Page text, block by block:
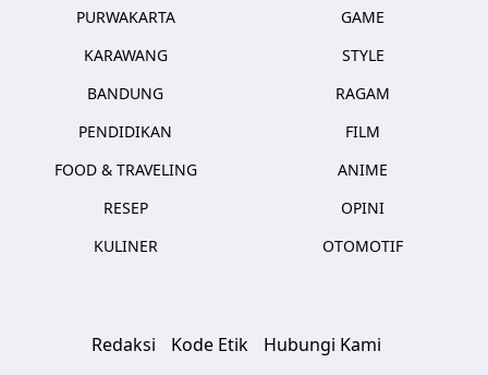
PURWAKARTA
KARAWANG
BANDUNG
PENDIDIKAN
FOOD & TRAVELING
RESEP
KULINER
GAME
STYLE
RAGAM
FILM
ANIME
OPINI
OTOMOTIF
Redaksi Kode Etik
Hubungi Kami